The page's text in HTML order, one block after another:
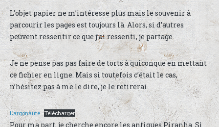
L’objet papier ne m’intéresse plus mais le souvenir à
parcourir les pages est toujours là. Alors, si d’autres
peuvent ressentir ce que j’ai ressenti, je partage.
Je ne pense pas pas faire de torts à quiconque en mettant
ce fichier en ligne. Mais si toutefois c’était le cas,
n’hésitez pas à me le dire, je le retirerai.
L’argonaute Télécharger
Pour ma part, je cherche encore les antiques Piranha. Si